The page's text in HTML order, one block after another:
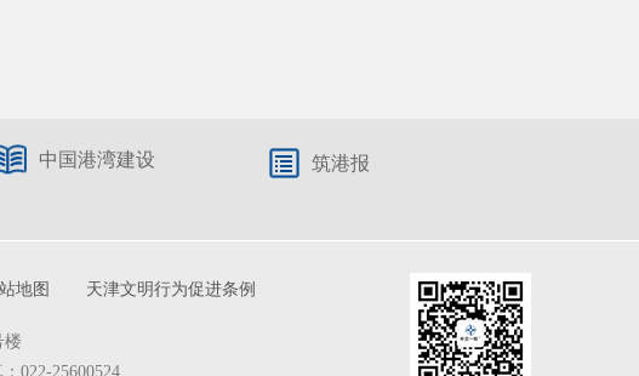
中国港湾建设 筑港报
地图 天津文明行为促进条例
楼
022-25600524